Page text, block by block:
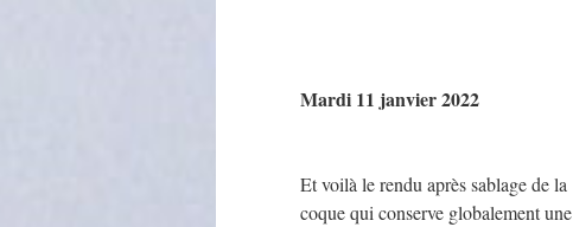
Mardi 11 janvier 2022
Et voilà le rendu après sablage de la
coque qui conserve globalement une